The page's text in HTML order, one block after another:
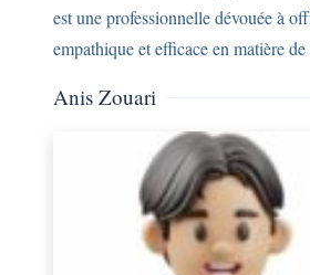
est une professionnelle dévouée à
empathique et efficace en matière
Anis Zouari